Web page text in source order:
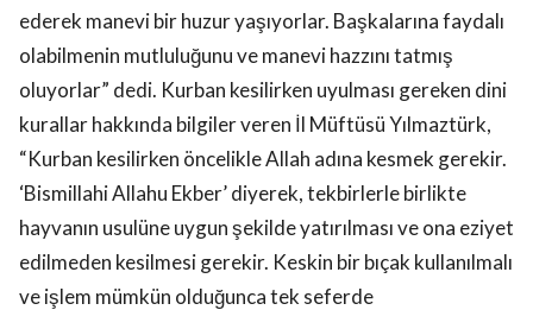
ederek manevi bir huzur yaşıyorlar. Başkalarına faydalı
olabilmenin mutluluğunu ve manevi hazzını tatmış
oluyorlar” dedi. Kurban kesilirken uyulması gereken dini
kurallar hakkında bilgiler veren İl Müftüsü Yılmaztürk,
“Kurban kesilirken öncelikle Allah adına kesmek gerekir.
‘Bismillahi Allahu Ekber’ diyerek, tekbirlerle birlikte
hayvanın usulüne uygun şekilde yatırılması ve ona eziyet
edilmeden kesilmesi gerekir. Keskin bir bıçak kullanılmalı
ve işlem mümkün olduğunca tek seferde